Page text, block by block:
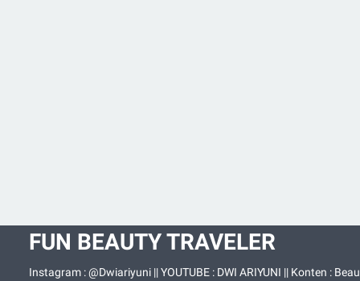
FUN BEAUTY TRAVELER
Instagram : @Dwiariyuni || YOUTUBE : DWI ARIYUNI || Konten :